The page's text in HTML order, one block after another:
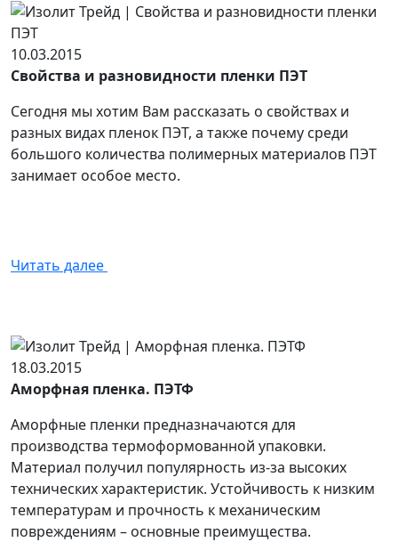
10.03.2015
Свойства и разновидности пленки ПЭТ
Сегодня мы хотим Вам рассказать о свойствах и
разных видах пленок ПЭТ, а также почему среди
большого количества полимерных материалов ПЭТ
занимает особое место.
Читать далее
18.03.2015
Аморфная пленка. ПЭТФ
Аморфные пленки предназначаются для
производства термоформованной упаковки.
Материал получил популярность из-за высоких
технических характеристик. Устойчивость к низким
температурам и прочность к механическим
повреждениям – основные преимущества.